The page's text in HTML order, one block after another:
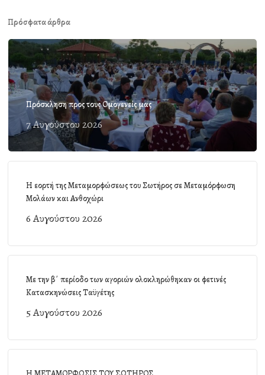
Πρόσφατα άρθρα
Πρόσκληση προς τους Ομογενείς μας
7 Αυγούστου 2026
Η εορτή της Μεταμορφώσεως του Σωτήρος σε Μεταμόρφωση
Μολάων και Ανθοχώρι
6 Αυγούστου 2026
Με την β΄ περίοδο των αγοριών ολοκληρώθηκαν οι φετινές
Κατασκηνώσεις Ταϋγέτης
5 Αυγούστου 2026